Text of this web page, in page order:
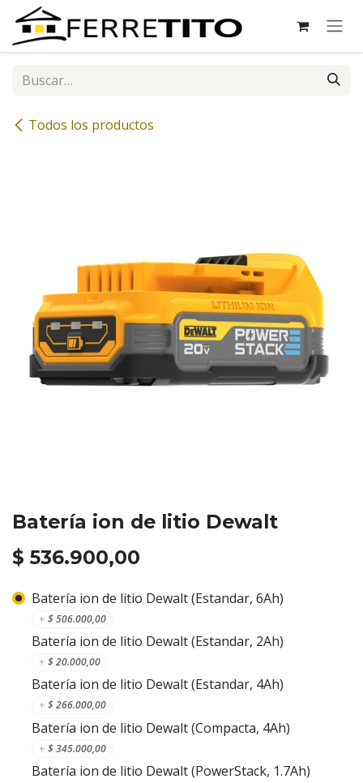
Ir al contenido
Todos los productos
Batería ion de litio Dewalt
$ 536.900,00
Batería ion de litio Dewalt (Estandar, 6Ah)
+ $506.000,00
Batería ion de litio Dewalt (Estandar, 2Ah)
+ $20.000,00
Batería ion de litio Dewalt (Estandar, 4Ah)
+ $266.000,00
Batería ion de litio Dewalt (Compacta, 4Ah)
+ $345.000,00
Batería ion de litio Dewalt (PowerStack, 1.7Ah)